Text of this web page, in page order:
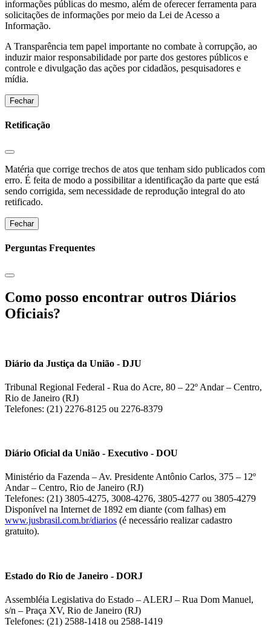
informações públicas do mesmo, além de oferecer ferramenta para
solicitações de informações por meio da Lei de Acesso a
Informação.
A Transparência tem papel importante no combate à corrupção, ao
induzir maior responsabilidade por parte dos gestores públicos e
controle e divulgação das ações por cidadãos, pesquisadores e
mídia.
Fechar
Retificação
Matéria que corrige trechos de atos que tenham sido publicados com
erro. É feita de modo a possibilitar a identificação da parte que está
sendo corrigida, sem necessidade de reprodução integral do ato
retificado.
Fechar
Perguntas Frequentes
Como posso encontrar outros Diários
Oficiais?
Diário da Justiça da União - DJU
Tribunal Regional Federal - Rua do Acre, 80 – 22º Andar – Centro,
Rio de Janeiro (RJ)
Telefones: (21) 2276-8125 ou 2276-8379
Diário Oficial da União - Executivo - DOU
Ministério da Fazenda – Av. Presidente Antônio Carlos, 375 – 12º
Andar – Centro, Rio de Janeiro (RJ)
Telefones: (21) 3805-4275, 3008-4276, 3805-4277 ou 3805-4279
Disponível na Internet de 1892 em diante (com falhas) em
www.jusbrasil.com.br/diarios (é necessário realizar cadastro
gratuito).
Estado do Rio de Janeiro - DORJ
Assembléia Legislativa do Estado – ALERJ – Rua Dom Manuel,
s/n – Praça XV, Rio de Janeiro (RJ)
Telefones: (21) 2588-1418 ou 2588-1419